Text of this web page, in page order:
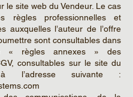
le site web du Vendeur. Le cas
règles professionnelles et
auxquelles l’auteur de l’offre
sont consultables dans
« règles annexes » des
consultables sur le site du
l’adresse suivante :